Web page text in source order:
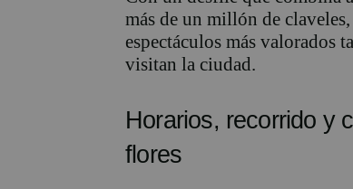
más de un millón de
espectáculos más valorados
visitan la ciudad.
Horarios, recorrido y
flores